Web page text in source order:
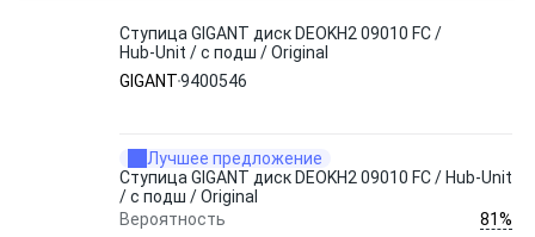
Ступица GIGANT диск DEOKH2 09010 FC /
Hub-Unit / с подш / Original
GIGANT9400546
Лучшее предложение
Ступица GIGANT диск DEOKH2 09010 FC / Hub-Unit
/ с подш / Original
Вероятность
81%